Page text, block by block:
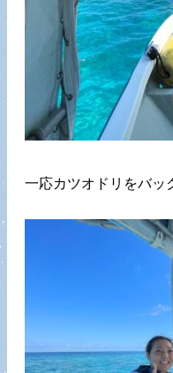
一応カツオドリをバッ